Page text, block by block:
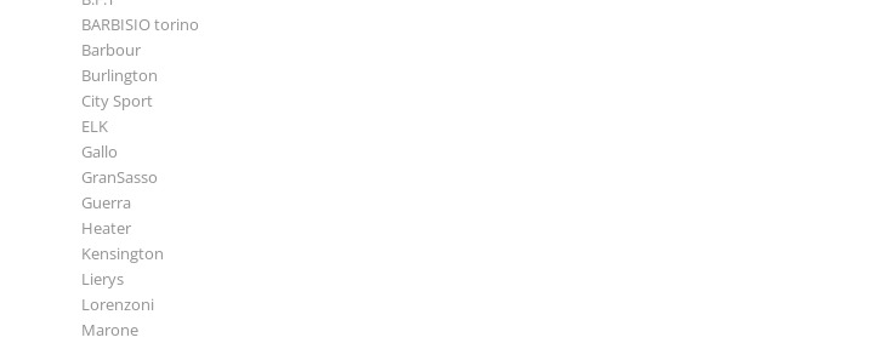
BARBISIO torino
Barbour
Burlington
City Sport
ELK
Gallo
GranSasso
Guerra
Heater
Kensington
Lierys
Lorenzoni
Marone